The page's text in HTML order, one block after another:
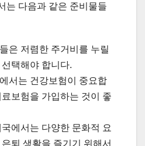
는 다음과 같은 준비물들
은 저렴한 주거비를 누릴
택해야 합니다.
서는 건강보험이 중요합
보험을 가입하는 것이 좋
에서는 다양한 문화적 요
퇴 생활을 즐기기 위해서